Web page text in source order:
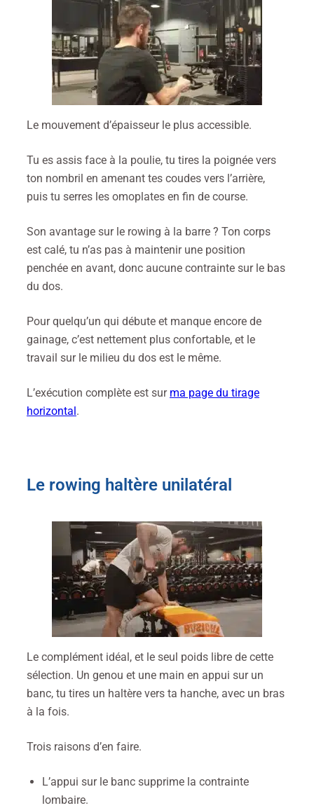
Le mouvement d’épaisseur le plus accessible.
Tu es assis face à la poulie, tu tires la poignée vers
ton nombril en amenant tes coudes vers l’arrière,
puis tu serres les omoplates en fin de course.
Son avantage sur le rowing à la barre ? Ton corps
est calé, tu n’as pas à maintenir une position
penchée en avant, donc aucune contrainte sur le bas
du dos.
Pour quelqu’un qui débute et manque encore de
gainage, c’est nettement plus confortable, et le
travail sur le milieu du dos est le même.
L’exécution complète est sur ma page du tirage
horizontal.
Le rowing haltère unilatéral
Le complément idéal, et le seul poids libre de cette
sélection. Un genou et une main en appui sur un
banc, tu tires un haltère vers ta hanche, avec un bras
à la fois.
Trois raisons d’en faire.
L’appui sur le banc supprime la contrainte
lombaire.